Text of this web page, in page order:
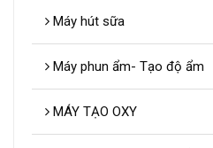
Máy hút sữa
Máy phun ẩm- Tạo độ ẩm
MÁY TẠO OXY